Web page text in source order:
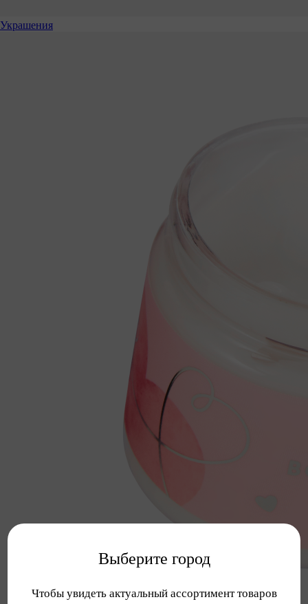
Украшения
Выберите город
Чтобы увидеть актуальный ассортимент товаров